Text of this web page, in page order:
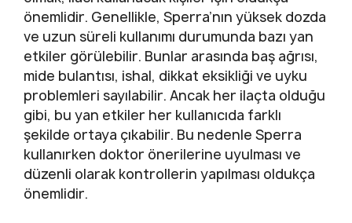
önemlidir. Genellikle, Sperra’nın yüksek dozda
ve uzun süreli kullanımı durumunda bazı yan
etkiler görülebilir. Bunlar arasında baş ağrısı,
mide bulantısı, ishal, dikkat eksikliği ve uyku
problemleri sayılabilir. Ancak her ilaçta olduğu
gibi, bu yan etkiler her kullanıcıda farklı
şekilde ortaya çıkabilir. Bu nedenle Sperra
kullanırken doktor önerilerine uyulması ve
düzenli olarak kontrollerin yapılması oldukça
önemlidir.